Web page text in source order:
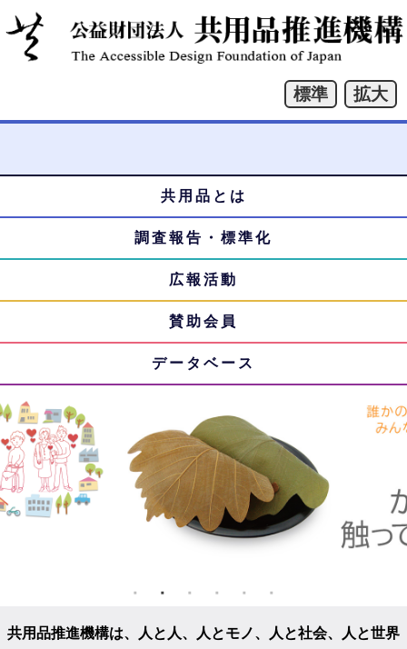
ャ
メ
ニ
ュ
ー
共用品とは
調査報告・標準化
広報活動
賛助会員
データベース
共用品推進機構は、人と人、人とモノ、人と社会、人と世界